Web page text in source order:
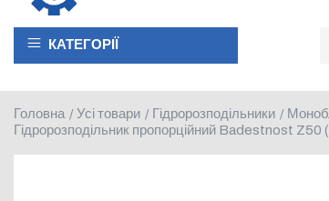
КАТЕГОРІЇ
Головна / Усі товари / Гідророзподільники /
Гідророзподільник пропорційний Badestnost Z50